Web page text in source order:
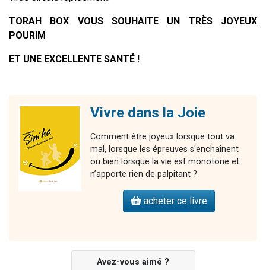
TORAH BOX VOUS SOUHAITE UN TRÈS JOYEUX
POURIM
ET UNE EXCELLENTE SANTÉ !
Vivre dans la Joie
Comment être joyeux lorsque tout va
mal, lorsque les épreuves s'enchaînent
ou bien lorsque la vie est monotone et
n’apporte rien de palpitant ?
acheter ce livre
Avez-vous aimé ?